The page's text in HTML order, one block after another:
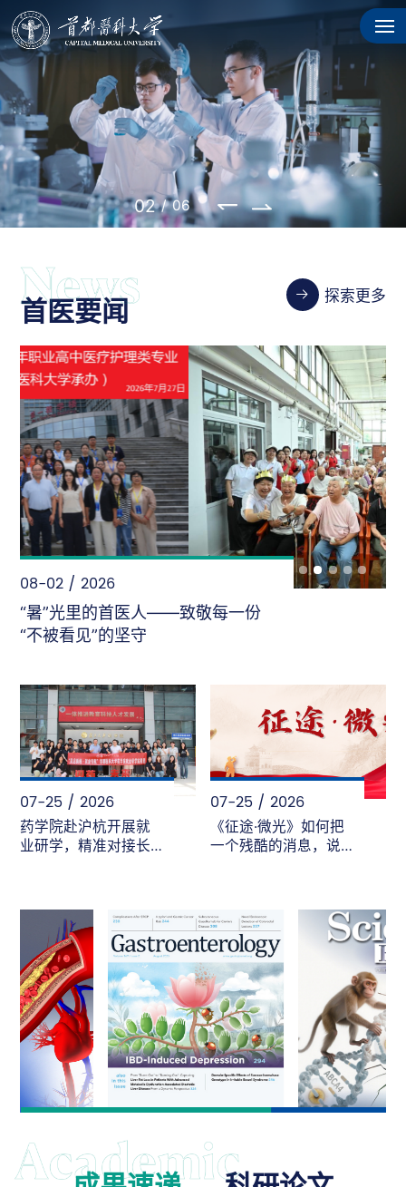
02 / 06
首医要闻 探索更多
08-02 / 2026
“暑”光里的首医人——致敬每一份
“不被看见”的坚守
07-25 / 2026
药学院赴沪杭开展就
业研学，精准对接长
07-25 / 2026
《征途·微光》如何把
一个残酷的消息，说